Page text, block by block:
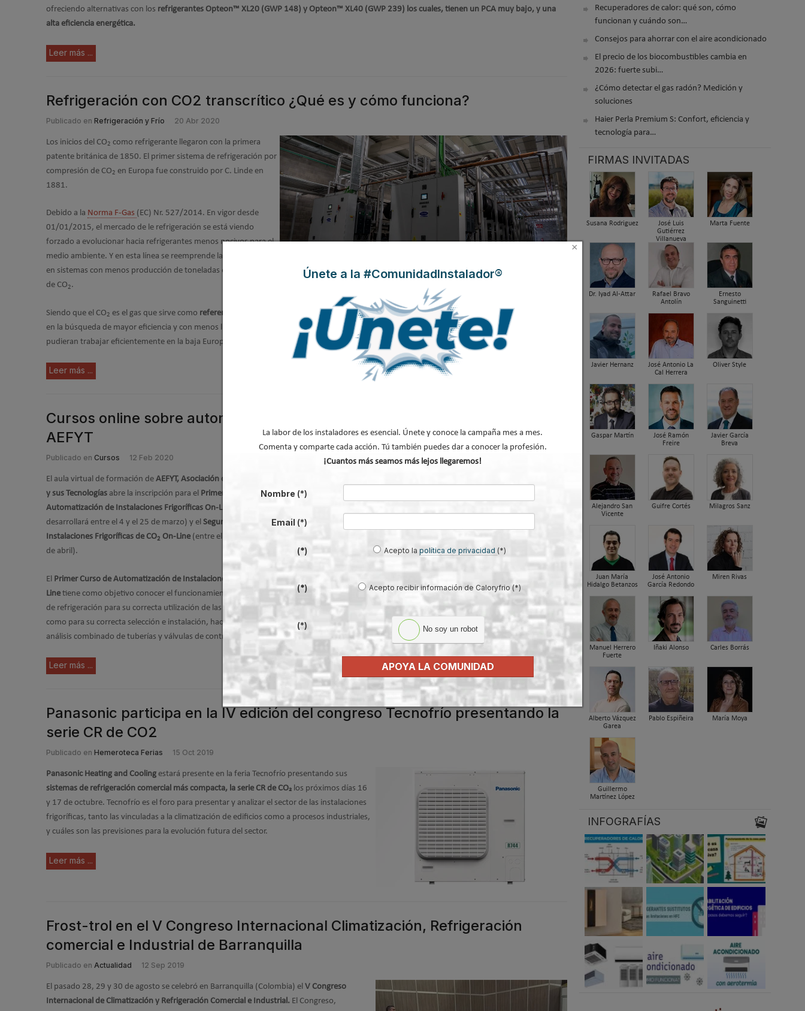
ofreciendo alternativas con los refrigerantes Opteon™ XL20 (GWP 148) y Opteon™ XL40 (GWP 239) los cuales, tienen un PCA muy bajo, y una
alta eficiencia energética.
Leer más ...
Refrigeración con CO2 transcrítico ¿Qué es y cómo funciona?
Publicado en Refrigeración y Frío 20 Abr 2020
Los inicios del CO2 como refrigerante llegaron con la primera
patente británica de 1850. El primer sistema de refrigeración por
compresión de CO2 en Europa fue construido por C. Linde en
1881.
Debido a la Norma F-Gas (EC) Nr. 527/2014. En vigor desde
01/01/2015, el mercado de le refrigeración se está viendo
forzado a evolucionar hacia refrigerantes menos nocivos para el
medio ambiente. Y en esta línea se reemprende la investigación
en sistemas con menos producción de toneladas equivalentes
de CO2.
Siendo que el CO2 es el gas que sirve como referencia de unidad de equivalencia de efecto invernadero, se empezó a trabajar con este
en la búsqueda de mayor eficiencia y con menos limitaciones debidas a su baja temperatura critica de 31,1
0C, que impedía que estos equipos
pudieran trabajar eficientemente en la baja Europa.
Leer más ...
Cursos online sobre automatización e instalaciones frigoríficas con CO2 de
AEFYT
Publicado en Cursos 12 Feb 2020
El aula virtual de formación de AEFYT, Asociación de Empresas del Frío
y sus Tecnologías abre la inscripción para el Primer Curso de
Automatización de Instalaciones Frigoríficas On-Line
desarrollará entre el 4 y el 25 de marzo) y el Segundo Curso de
Instalaciones Frigoríficas de CO2 On-Line(entre el 2 de marzo y el 27
de abril).
El Primer Curso de Automatización de Instalaciones Frigoríficas On-
Linetiene como objetivo conocer el funcionamiento de los controles
de refrigeración para su correcta utilización de las instalaciones, así
como para su correcta selección e instalación, haciendo hincapié en el
análisis combinado de tuberías y válvulas de control.
Leer más ...
Panasonic participa en la IV edición del congreso Tecnofrío presentando la
serie CR de CO2
Publicado en Hemeroteca Ferias 15 Oct 2019
Panasonic Heating and Cooling estará presente en la feria Tecnofrío presentando sus
sistemas de refrigeración comercial más compacta, la serie CR de CO₂ los próximos días 16
y 17 de octubre. Tecnofrío es el foro para presentar y analizar el sector de las instalaciones
frigoríficas, tanto las vinculadas a la climatización de edificios como a procesos industriales,
y cuáles son las previsiones para la evolución futura del sector.
Leer más ...
Frost-trol en el V Congreso Internacional Climatización, Refrigeración
comercial e Industrial de Barranquilla
Publicado en Actualidad 12 Sep 2019
El pasado 28, 29 y 30 de agosto se celebró en Barranquilla (Colombia) el V Congreso
Internacional de Climatización y Refrigeración Comercial e Industrial. El Congreso,
Recuperadores de calor: qué son, cómo
funcionan y cuándo son…
Consejos para ahorrar con el aire acondicionado
El precio de los biocombustibles cambia en
2026: fuerte subi…
¿Cómo detectar el gas radón? Medición y
soluciones
Haier Perla Premium S: Confort, eficiencia y
tecnología para…
FIRMAS INVITADAS
Susana Rodriguez
José Luis
Gutiérrez
Villanueva
Marta Fuente
Dr. Iyad Al-Attar
Rafael Bravo
Antolín
Ernesto
Sanguinetti
Javier Hernanz
José Antonio La
Cal Herrera
Oliver Style
Gaspar Martín
José Ramón
Freire
Javier García
Breva
Alejandro San
Vicente
Guifre Cortés Milagros Sanz
Juan María
Hidalgo Betanzos
José Antonio
García Redondo
Miren Rivas
Manuel Herrero
Fuerte
Iñaki Alonso Carles Borrás
Alberto Vázquez
Garea
Pablo Espiñeira María Moya
Guillermo
Martínez López
INFOGRAFÍAS
×
Únete a la #ComunidadInstalador®
La labor de los instaladores es esencial. Únete y conoce la campaña mes a mes.
Comenta y comparte cada acción. Tú también puedes dar a conocer la profesión.
¡Cuantos más seamos más lejos llegaremos!
Nombre (*)
Email (*)
(*) Acepto lapolítica de privacidad (*)
(*) Acepto recibir información de Caloryfrio (*)
(*) No soy un robot
APOYA LA COMUNIDAD